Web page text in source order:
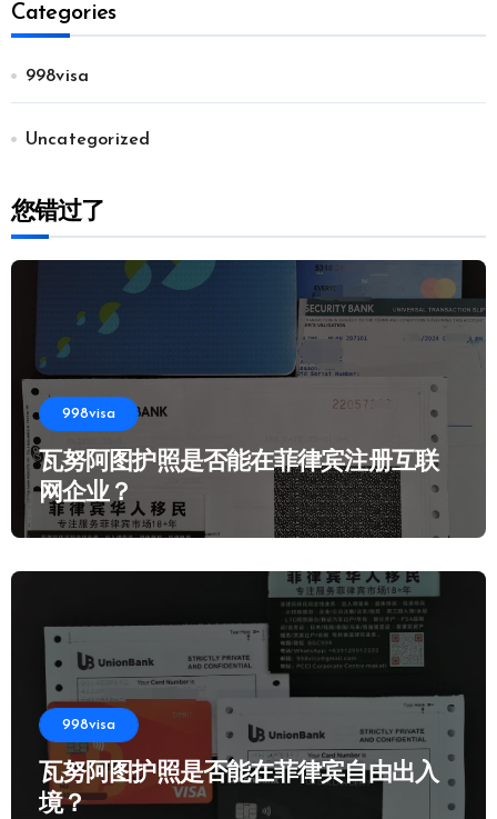
Categories
998visa
Uncategorized
您错过了
998visa
瓦努阿图护照是否能在菲律宾注册互联
网企业？
998visa
瓦努阿图护照是否能在菲律宾自由出入
境？